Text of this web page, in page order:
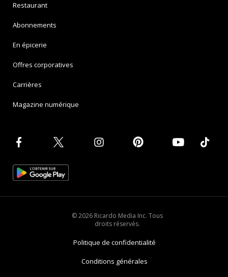
Restaurant
Abonnements
En épicerie
Offres corporatives
Carrières
Magazine numérique
© 2026 Ricardo Media Inc. Tous
droits réservés.
Politique de confidentialité
Conditions générales